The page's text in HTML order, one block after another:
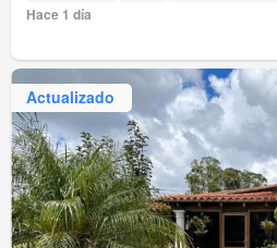
Hace 1 día
Actualizado